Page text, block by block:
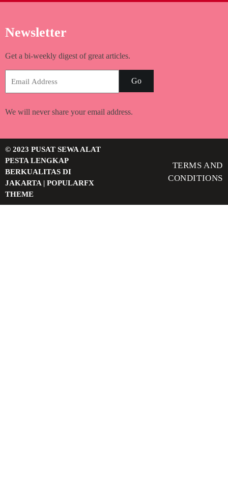
Newsletter
Get a bi-weekly digest of great articles.
Go
We will never share your email address.
© 2023 PUSAT SEWA ALAT
PESTA LENGKAP
BERKUALITAS DI
JAKARTA | POPULARFX
THEME
TERMS AND
CONDITIONS